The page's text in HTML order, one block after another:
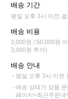
배송 기간
평일 오후 3시 이전
배송 비용
3,000원 / 50,000원
3,000원 추가)
배송 안내
평일 오후 3시 이전
배송 상태가 상품
페이지>최근주문내